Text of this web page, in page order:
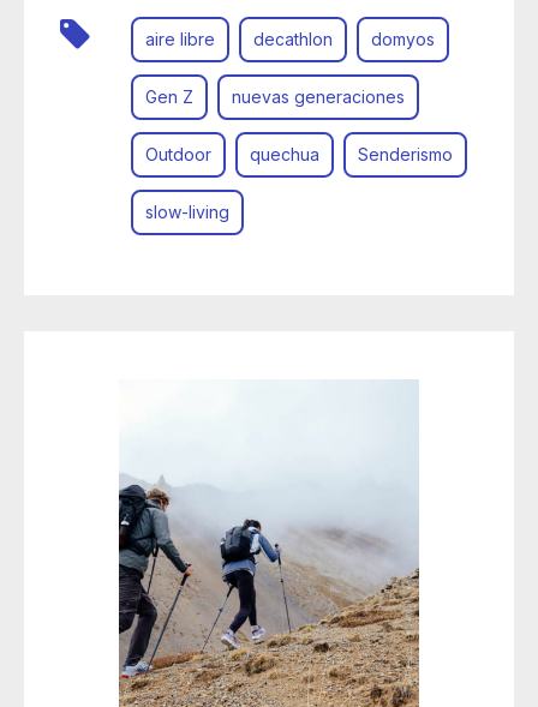
aire libre decathlon domyos
Gen Z nuevas generaciones
Outdoor quechua Senderismo
slow-living